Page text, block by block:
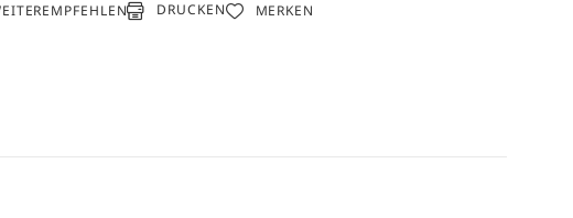
DRUCKEN MERKEN